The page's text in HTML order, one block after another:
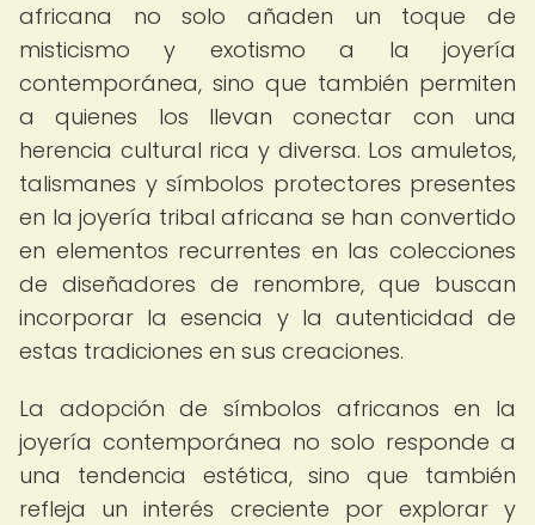
africana no solo añaden un toque de
misticismo y exotismo a la joyería
contemporánea, sino que también permiten
a quienes los llevan conectar con una
herencia cultural rica y diversa. Los amuletos,
talismanes y símbolos protectores presentes
en la joyería tribal africana se han convertido
en elementos recurrentes en las colecciones
de diseñadores de renombre, que buscan
incorporar la esencia y la autenticidad de
estas tradiciones en sus creaciones.
La adopción de símbolos africanos en la
joyería contemporánea no solo responde a
una tendencia estética, sino que también
refleja un interés creciente por explorar y